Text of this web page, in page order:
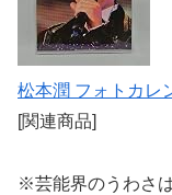
松本潤 フォトカレ
[関連商品]
※芸能界のうわさ